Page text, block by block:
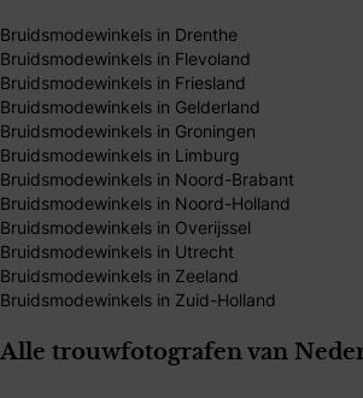
Bruidsmodewinkels in Drenthe
Bruidsmodewinkels in Flevoland
Bruidsmodewinkels in Friesland
Bruidsmodewinkels in Gelderland
Bruidsmodewinkels in Groningen
Bruidsmodewinkels in Limburg
Bruidsmodewinkels in Noord-Brabant
Bruidsmodewinkels in Noord-Holland
Bruidsmodewinkels in Overijssel
Bruidsmodewinkels in Utrecht
Bruidsmodewinkels in Zeeland
Bruidsmodewinkels in Zuid-Holland
Alle trouwfotografen van